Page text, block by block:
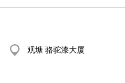
观塘 骆驼漆大厦